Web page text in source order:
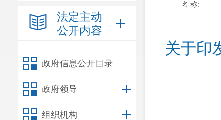
法定主动
公开内容
政府信息公开目录
政府领导
组织机构
名 称:
关于印